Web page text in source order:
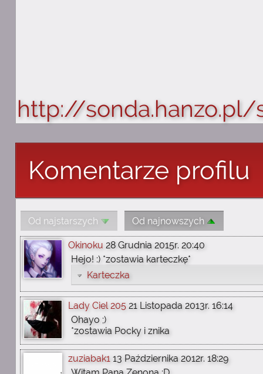
http://sonda.hanzo.pl/
Komentarze profilu
Od najstarszych Od najnowszych
Okinoku 28 Grudnia 2015r. 20:40
Hejo! :) *zostawia karteczkę*
Karteczka
Lady Ciel 205 21 Listopada 2013r. 16:14
Ohayo ;)
*zostawia Pocky i znika
zuziabak1 13 Października 2012r. 18:29